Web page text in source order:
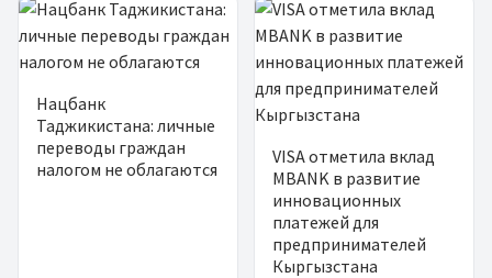
Нацбанк
Таджикистана: личные
переводы граждан
налогом не облагаются
VISA отметила вклад
MBANK в развитие
инновационных
платежей для
предпринимателей
Кыргызстана